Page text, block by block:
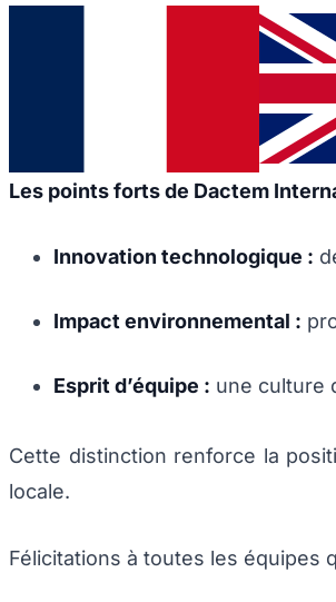
en lumière les entreprises et
Ce concours valorise l’esprit
témoigne de son engagement
Les points forts de Dactem
Innovation technologique :
Impact environnemental :
Esprit d’équipe : une culture
Cette distinction renforce la
locale.
Félicitations à toutes les équipes